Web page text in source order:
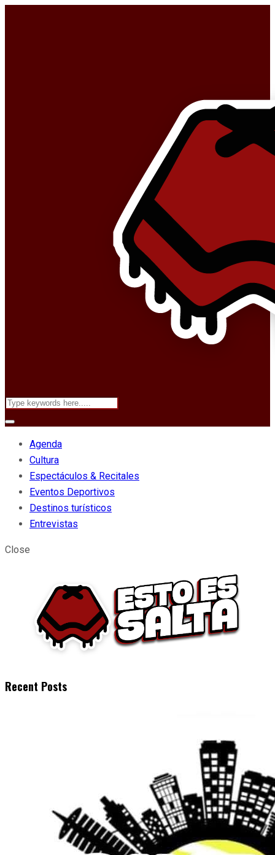
Agenda
Cultura
Espectáculos & Recitales
Eventos Deportivos
Destinos turísticos
Entrevistas
Close
Recent Posts